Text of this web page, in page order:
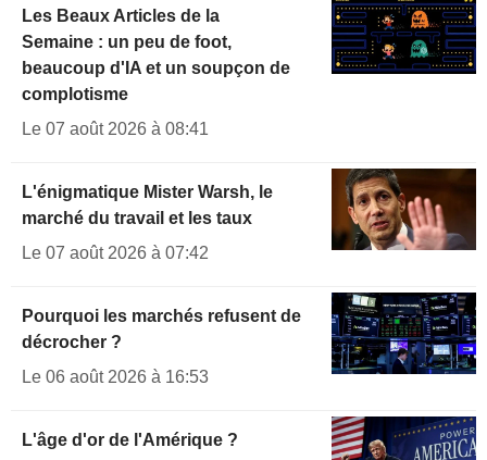
Les Beaux Articles de la
Semaine : un peu de foot,
beaucoup d'IA et un soupçon de
complotisme
Le 07 août 2026 à 08:41
L'énigmatique Mister Warsh, le
marché du travail et les taux
Le 07 août 2026 à 07:42
Pourquoi les marchés refusent de
décrocher ?
Le 06 août 2026 à 16:53
L'âge d'or de l'Amérique ?